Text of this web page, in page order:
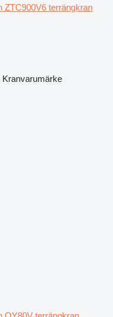
ZTC900V6 terrängkran
Kranvarumärke